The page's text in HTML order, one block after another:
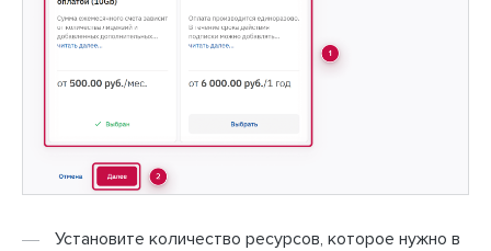
Установите количество ресурсов, которое нужно в